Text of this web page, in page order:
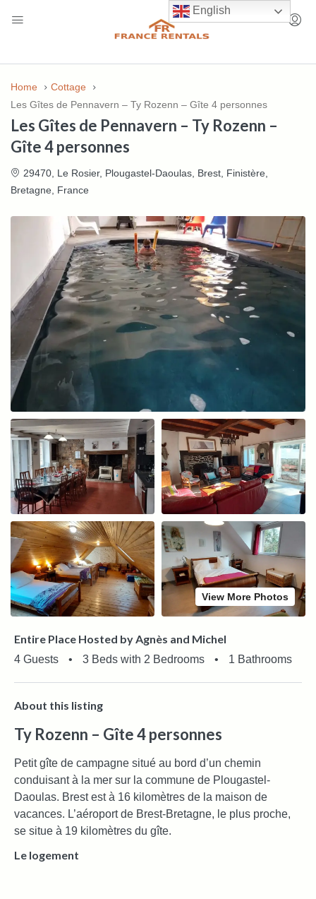
Home
Cottage
Les Gîtes de Pennavern – Ty Rozenn – Gîte 4 personnes
Les Gîtes de Pennavern – Ty Rozenn –
Gîte 4 personnes
29470, Le Rosier, Plougastel-Daoulas, Brest, Finistère,
Bretagne, France
View More Photos
Entire Place Hosted by Agnès and Michel
4 Guests • 3 Beds with 2 Bedrooms • 1 Bathrooms
About this listing
Ty Rozenn – Gîte 4 personnes
Petit gîte de campagne situé au bord d’un chemin
conduisant à la mer sur la commune de Plougastel-
Daoulas. Brest est à 16 kilomètres de la maison de
vacances. L’aéroport de Brest-Bretagne, le plus proche,
se situe à 19 kilomètres du gîte.
Le logement
English